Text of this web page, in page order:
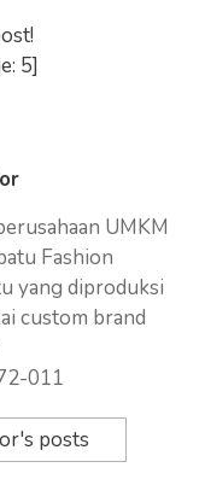
5]
UMKM
Fashion
yang diproduksi
custom brand
011
posts